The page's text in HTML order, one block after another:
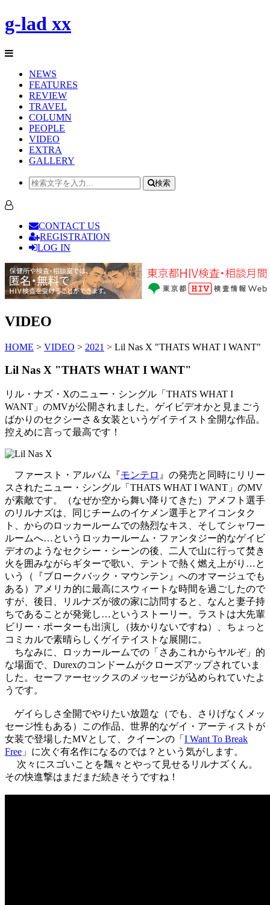
g-lad xx
NEWS
FEATURES
REVIEW
TRAVEL
COLUMN
PEOPLE
VIDEO
EXTRA
GALLERY
検索
CONTACT US
REGISTRATION
LOG IN
VIDEO
HOME > VIDEO > 2021 > Lil Nas X "THATS WHAT I WANT"
Lil Nas X "THATS WHAT I WANT"
リル・ナズ・Xのニュー・シングル「THATS WHAT I
WANT」のMVが公開されました。ゲイビデオかと見まごう
ばかりのセクシーさ＆女装というゲイテイスト全開な作品。
控えめに言って最高です！
ファースト・アルバム『モンテロ 』の発売と同時にリリー
スされたニュー・シングル「THATS WHAT I WANT」のMV
が素敵です。（なぜか空から舞い降りてきた）アメフト選手
のリルナズは、同じチームのイケメン選手とアイコンタク
ト、からのロッカールームでの熱烈なキス、そしてシャワー
ルームへ…というロッカールーム・ファンタジー的なゲイビ
デオのようなセクシー・シーンの後、二人で山に行って焚き
火を囲みながらギターで歌い、テントで熱く燃え上がり…と
いう（『ブロークバック・マウンテン』へのオマージュでも
ある）アメリカ的に最高にスウィートな時間を過ごしたので
すが、後日、リルナズが彼の家に訪問すると、なんと妻子持
ちであることが発覚し…というストーリー。ラストは大先輩
ビリー・ポーターも出演し（抜かりないですね）、ちょっと
コミカルで素晴らしくゲイテイストな展開に。
ちなみに、ロッカールームでの「さあこれからヤルぞ」的
な場面で、Durexのコンドームがクローズアップされていま
した。セーファーセックスのメッセージが込められていたよ
うです。
ゲイらしさ全開でやりたい放題な（でも、さりげなくメッ
セージ性もある）この作品、世界的なゲイ・アーティストが
女装で登場したMVとして、クイーンの「 I Want To Break
Free 」に次ぐ有名作になるのでは？という気がします。
次々にスゴいことを飄々とやって見せるリルナズくん。
その快進撃はまだまだ続きそうですね！